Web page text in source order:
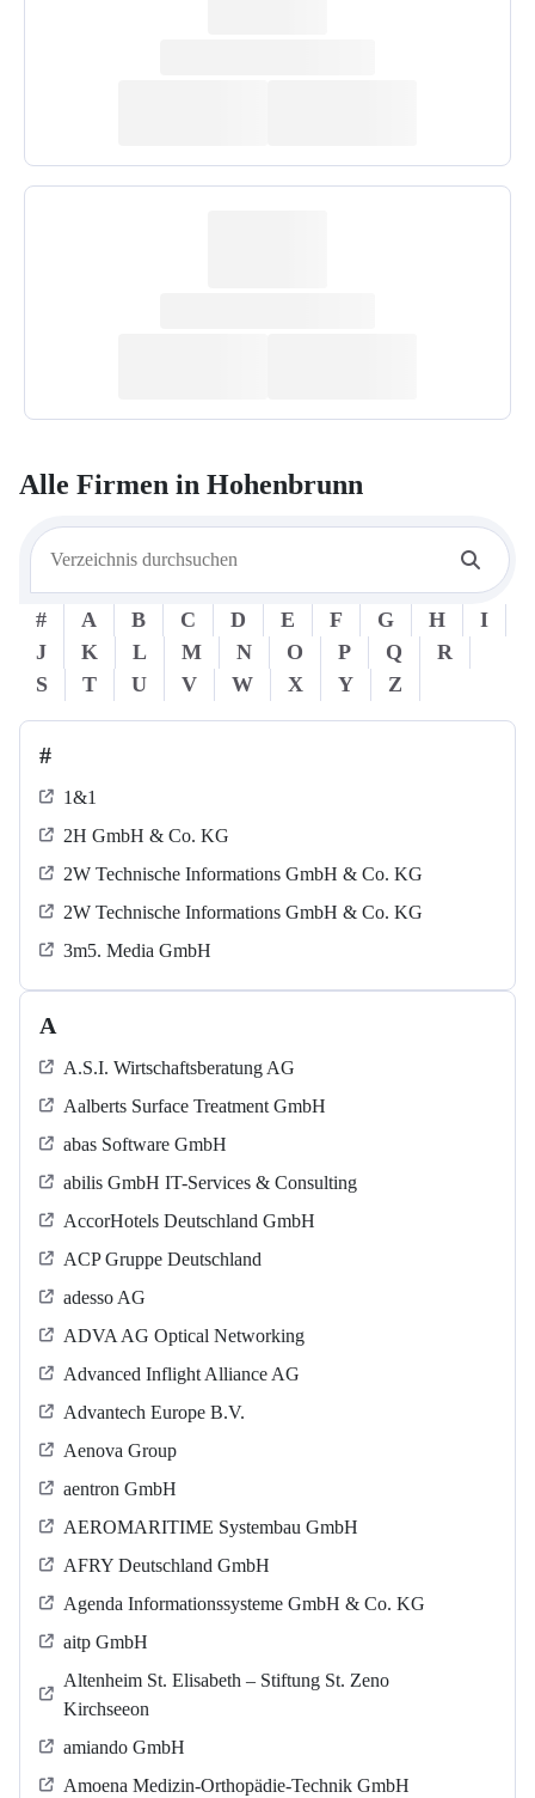
Alle Firmen in Hohenbrunn
# A B C D E F G H
I
J
K L M N O P Q
R
S
T U V W X Y Z
#
1&1
2H GmbH & Co. KG
2W Technische Informations GmbH & Co. KG
2W Technische Informations GmbH & Co. KG
3m5. Media GmbH
A
A.S.I. Wirtschaftsberatung AG
Aalberts Surface Treatment GmbH
abas Software GmbH
abilis GmbH IT-Services & Consulting
AccorHotels Deutschland GmbH
ACP Gruppe Deutschland
adesso AG
ADVA AG Optical Networking
Advanced Inflight Alliance AG
Advantech Europe B.V.
Aenova Group
aentron GmbH
AEROMARITIME Systembau GmbH
AFRY Deutschland GmbH
Agenda Informationssysteme GmbH & Co. KG
aitp GmbH
Altenheim St. Elisabeth – Stiftung St. Zeno
Kirchseeon
amiando GmbH
Amoena Medizin-Orthopädie-Technik GmbH